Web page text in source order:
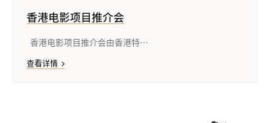
香港电影项目推介会
香港电影项目推介会由香港特…
查看详情